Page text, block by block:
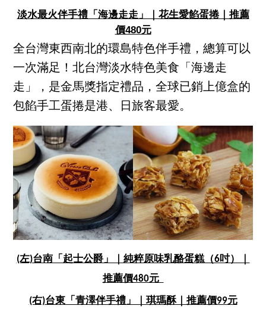
淡水最火伴手禮「海邊走走」｜花生愛餡蛋捲｜推薦
價480元
全台灣東西南北的環島特色伴手禮，總算可以
一次滿足！北台灣淡水特色美食「海邊走
走」，是金馬獎指定禮品，全球已銷上億盒的
包餡手工蛋捲是港、日旅客最愛。
(左)台南「起士公爵」｜純粹原味乳酪蛋糕（6吋）｜
推薦價480元
(右)台東「青澤伴手禮」｜琪瑪酥｜推薦價99元